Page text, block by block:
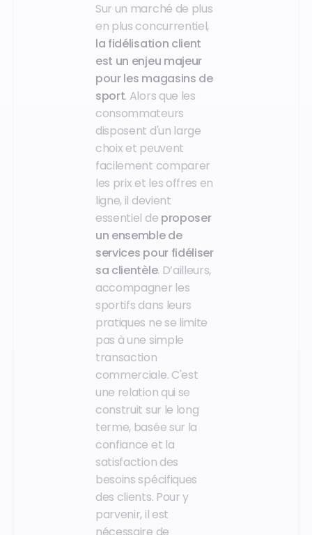
Sur un marché de plus
en plus concurrentiel,
la fidélisation client
est un enjeu majeur
pour les magasins de
sport. Alors que les
consommateurs
disposent d'un large
choix et peuvent
facilement comparer
les prix et les offres en
ligne, il devient
essentiel de proposer
un ensemble de
services pour fidéliser
sa clientèle. D’ailleurs,
accompagner les
sportifs dans leurs
pratiques ne se limite
pas à une simple
transaction
commerciale. C'est
une relation qui se
construit sur le long
terme, basée sur la
confiance et la
satisfaction des
besoins spécifiques
des clients. Pour y
parvenir, il est